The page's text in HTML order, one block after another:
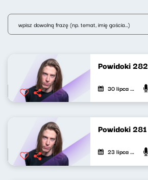
Powidoki 282
30 lipca 2026
Powidoki 281
23 lipca 2026